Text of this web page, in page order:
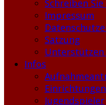
Schreiben Sie
Impressum
Satzung
Unterstützen
Infos
Einrichtungen
Jugendspieler